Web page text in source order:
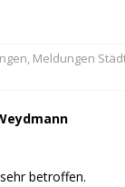
, Meldungen
betroffen.